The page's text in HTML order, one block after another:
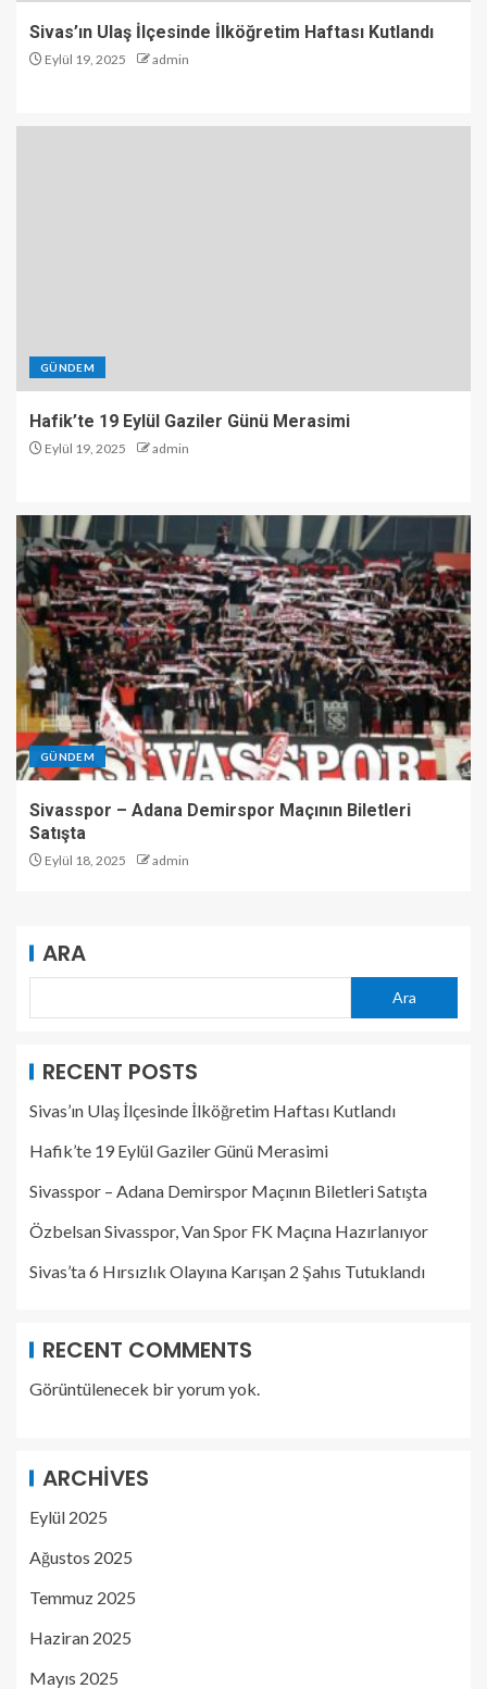
Sivas’ın Ulaş İlçesinde İlköğretim Haftası Kutlandı
Eylül 19, 2025 admin
GÜNDEM
Hafik’te 19 Eylül Gaziler Günü Merasimi
Eylül 19, 2025 admin
GÜNDEM
Sivasspor – Adana Demirspor Maçının Biletleri
Satışta
Eylül 18, 2025 admin
ARA
Ara
RECENT POSTS
Sivas’ın Ulaş İlçesinde İlköğretim Haftası Kutlandı
Hafik’te 19 Eylül Gaziler Günü Merasimi
Sivasspor – Adana Demirspor Maçının Biletleri Satışta
Özbelsan Sivasspor, Van Spor FK Maçına Hazırlanıyor
Sivas’ta 6 Hırsızlık Olayına Karışan 2 Şahıs Tutuklandı
RECENT COMMENTS
Görüntülenecek bir yorum yok.
ARCHIVES
Eylül 2025
Ağustos 2025
Temmuz 2025
Haziran 2025
Mayıs 2025